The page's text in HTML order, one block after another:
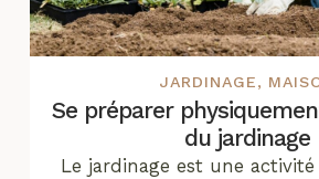
JARDINAGE,
Se préparer
du jardinage
Le jardinage est une